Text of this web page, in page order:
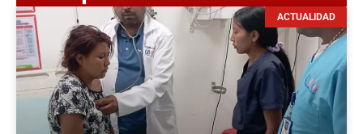
ACTUALIDAD